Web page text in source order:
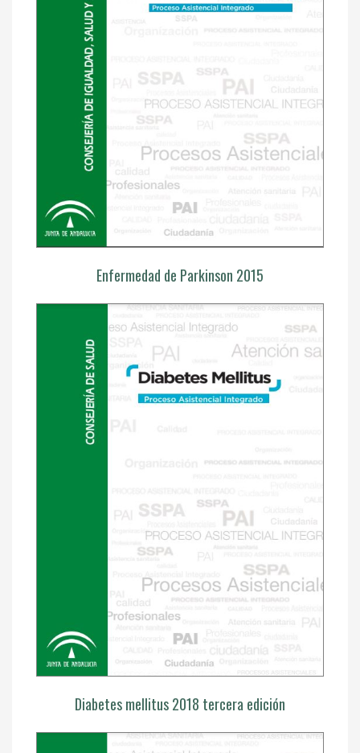
Enfermedad de Parkinson 2015
Diabetes mellitus 2018 tercera edición